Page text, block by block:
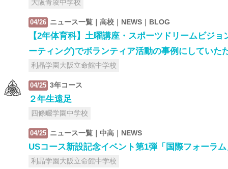
大阪青凌中学校
04/26 ニュース一覧｜高校｜NEWS｜BLOG
【2年体育科】土曜講座・スポーツドリームビジ
ーティング)でボランティア活動の事例にしていた
利晶学園大阪立命館中学校
04/25 3年コース
２年生遠足
四條畷学園中学校
04/25 ニュース一覧｜中高｜NEWS
USコース新設記念イベント第1弾「国際フォーラ
利晶学園大阪立命館中学校